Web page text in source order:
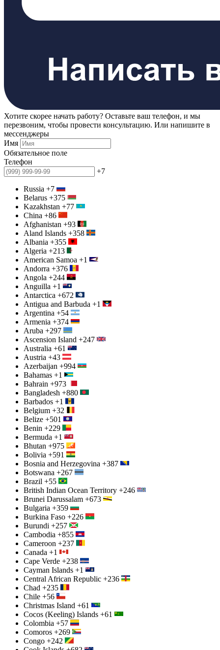
Хотите скорее начать работу? Оставьте ваш телефон, и мы
перезвоним, чтобы провести консультацию. Или напишите в
мессенджеры
Имя
Обязательное поле
Телефон
+7
Russia +7
Belarus +375
Kazakhstan +77
China +86
Afghanistan +93
Aland Islands +358
Albania +355
Algeria +213
American Samoa +1
Andorra +376
Angola +244
Anguilla +1
Antarctica +672
Antigua and Barbuda +1
Argentina +54
Armenia +374
Aruba +297
Ascension Island +247
Australia +61
Austria +43
Azerbaijan +994
Bahamas +1
Bahrain +973
Bangladesh +880
Barbados +1
Belgium +32
Belize +501
Benin +229
Bermuda +1
Bhutan +975
Bolivia +591
Bosnia and Herzegovina +387
Botswana +267
Brazil +55
British Indian Ocean Territory +246
Brunei Darussalam +673
Bulgaria +359
Burkina Faso +226
Burundi +257
Cambodia +855
Cameroon +237
Canada +1
Cape Verde +238
Cayman Islands +1
Central African Republic +236
Chad +235
Chile +56
Christmas Island +61
Cocos (Keeling) Islands +61
Colombia +57
Comoros +269
Congo +242